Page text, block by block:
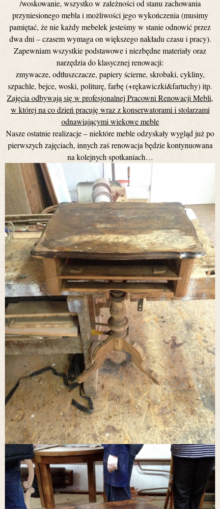
/woskowanie, wszystko w zależności od stanu zachowania
przyniesionego mebla i możliwości jego wykończenia (musimy
pamiętać, że nie każdy mebelek jesteśmy w stanie odnowić przez
dwa dni – czasem wymaga on większego nakładu czasu i pracy).
Zapewniam wszystkie podstawowe i niezbędne materiały oraz
narzędzia do klasycznej renowacji:
zmywacze, odtłuszczacze, papiery ścierne, skrobaki, cykliny,
szpachle, bejce, woski, politurę, farbę (+rękawiczki&fartuchy) itp.
Zajęcia odbywają się w profesjonalnej Pracowni Renowacji Mebli,
w której na co dzień pracuję wraz z konserwatorami i stolarzami
odnawiającymi wiekowe meble
Nasze ostatnie realizacje – niektóre meble odzyskały wygląd już po
pierwszych zajęciach, innych zaś renowacja będzie kontynuowana
na kolejnych spotkaniach…